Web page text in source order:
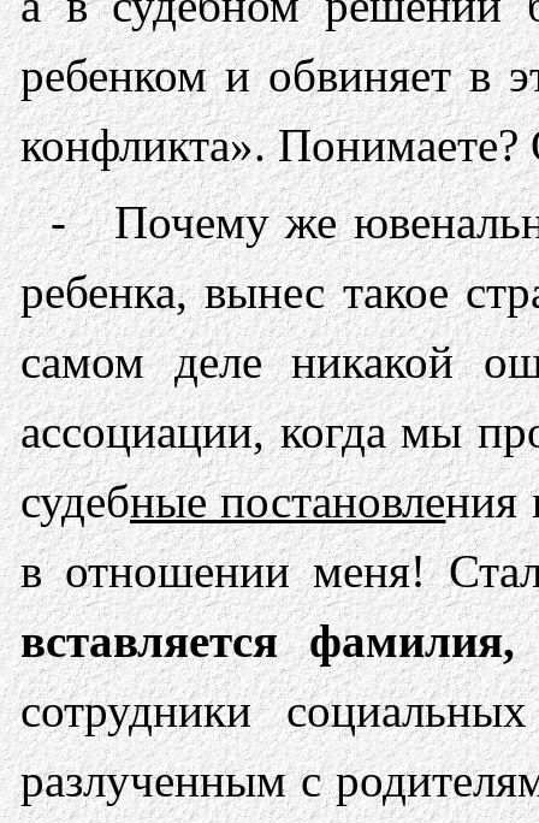
ребенком и обвиняет в
конфликта».
- Почему же
ребенка, вынес такое
самом деле никакой
ассоциации, когда мы
судебные постановления
в отно­шении меня!
вставляется
сотрудники
разлученным с